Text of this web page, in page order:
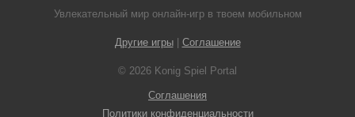
Увлекательный мир онлайн-игр в твоем мобильном
Другие игры| Соглашение
© 2026 Konig Spiel Portal
Соглашения
Политики конфиденциальности